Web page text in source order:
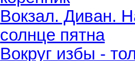
Вокзал. Диван.
солнце пятна
Вокруг избы -